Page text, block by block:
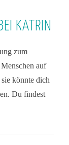
KATRIN
zum
auf
könnte dich
Du findest